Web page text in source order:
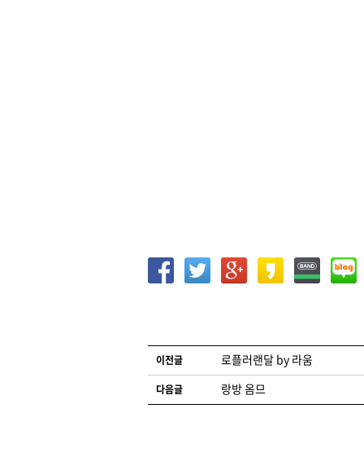
글 네비게이션
이전글 로플러랜달 by 라움
다음글 랑방 옴므